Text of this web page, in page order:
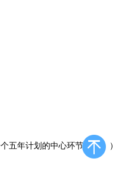
五年计划的中心环节是（